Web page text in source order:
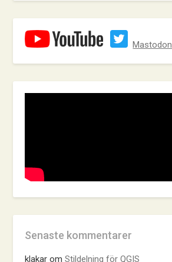
Mastodon
Senaste kommentarer
klakar omStildelning för QGIS